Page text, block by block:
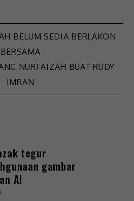
BELUM SEDIA BERLAKON
BERSAMA
NURFAIZAH BUAT RUDY
IMRAN
tegur
gambar
AI